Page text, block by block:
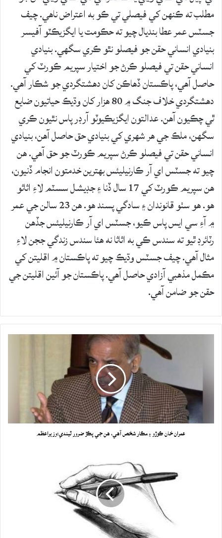
مطلب ته ڪنهن کي فيصلي تي ڪو به اعتراض ناهي. چيف
جسٽس عمر عطا بنديال چيو ته حڪومت يا ايگزيڪٽو آفيسر
بنيادي انساني حقن جو فيصلو نٿو ڪري سگهي. بنيادي
انساني حقن تي فيصلو ڪرڻ جو اختيار سپريم ڪورٽ کي
حاصل آهي، پاڪستان ڏهاڪن کان دهشتگردي جو شڪار آهي.
دهشتگردي خلاف جنگ ۾ 80 هزار کان وڌيڪ حياتيون ضايع
ٿي چڪيون آهن. عدالتون ايگزيڪيوٽو آرڊر پاس نٿيون ڪري
سگهن، ملڪ جي هر شهري کي بنيادي حق حاصل آهن، بنيادي
انساني حقن تي فيصلو ڪرڻ سپريم ڪورٽ جو حق آهي. هن
چيو ته جسٽس اي آر ڪارنيليئس بهترين خدمتون انجام ڏنيون،
هن سپريم ڪورٽ کي 17 سال ڏنا ۽ جڊيشل سسٽم لاءِ اثاثو
هو. هو سٺو قانوندان ۽ سادگي پسند هو. هن 23 سالن جي عمر
۾ آءِ سي ايس پاس ڪيو، جسٽس اي آر ڪارنيليئس جڏهن
رٽائرڊ ٿيو ته سندس ڪي به اثاثا نه هئا سندس زندگي ججن لاءِ
مثال آهي. چيف جسٽس وڌيڪ چيو ته پاڪستان ۾ اقليتن کي
مڪمل مذهبي آزادي حاصل آهي. پاڪستان جو آئين اقليتن جي
حقن جو ضامن آهي.
عمران خان ڪوڙو ۽ مڪار شخص آهي، هن جي پڪڙ ضرور ٿيندي:وزيراعظم